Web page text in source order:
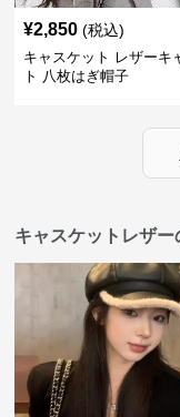
¥2,850 (税込)
キャスケット レザーキ
ト 八枚はぎ帽子
キャスケットレザ